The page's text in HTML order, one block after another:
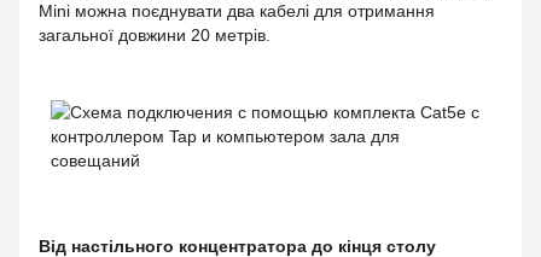
Mini можна поєднувати два кабелі для отримання
загальної довжини 20 метрів.
Від настільного концентратора до кінця столу